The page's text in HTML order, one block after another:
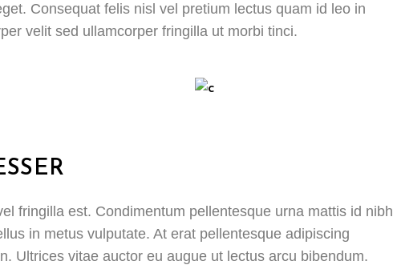
Consequat felis nisl vel pretium lectus quam id leo in
velit sed ullamcorper fringilla ut morbi tinci.
fringilla est. Condimentum pellentesque urna mattis id nibh
in metus vulputate. At erat pellentesque adipiscing
Ultrices vitae auctor eu augue ut lectus arcu bibendum.